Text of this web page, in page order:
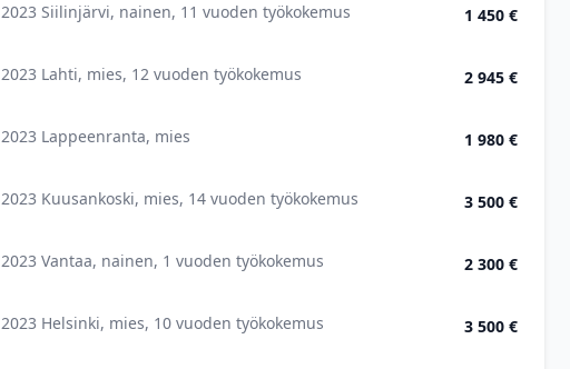
2023 Siilinjärvi, nainen, 11 vuoden työkokemus 1 450 €
2023 Lahti, mies, 12 vuoden työkokemus 2 945 €
2023 Lappeenranta, mies 1 980 €
2023 Kuusankoski, mies, 14 vuoden työkokemus 3 500 €
2023 Vantaa, nainen, 1 vuoden työkokemus 2 300 €
2023 Helsinki, mies, 10 vuoden työkokemus 3 500 €